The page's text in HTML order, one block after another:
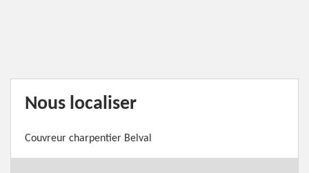
Nous localiser
Couvreur charpentier Belval